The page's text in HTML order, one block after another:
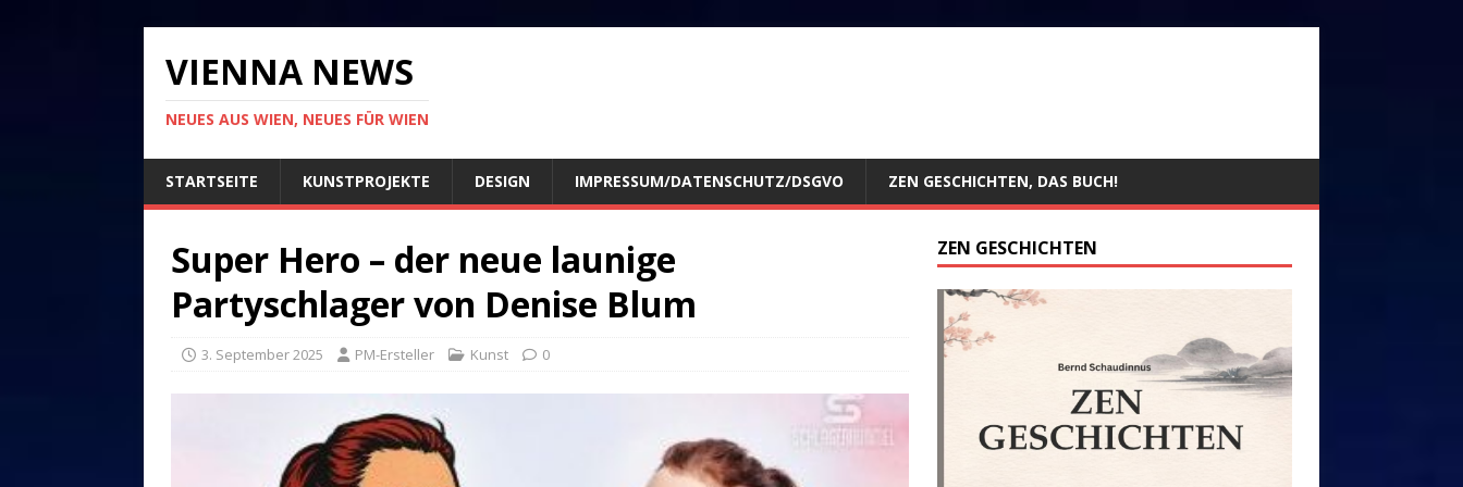
VIENNA NEWS
NEUES AUS WIEN, NEUES FÜR WIEN
STARTSEITE KUNSTPROJEKTE DESIGN IMPRESSUM/DATENSCHUTZ/DSGVO ZEN GESCHICHTEN, DAS BUCH!
Super Hero – der neue launige
Partyschlager von Denise Blum
3. September 2025 PM-Ersteller Kunst 0
ZEN GESCHICHTEN